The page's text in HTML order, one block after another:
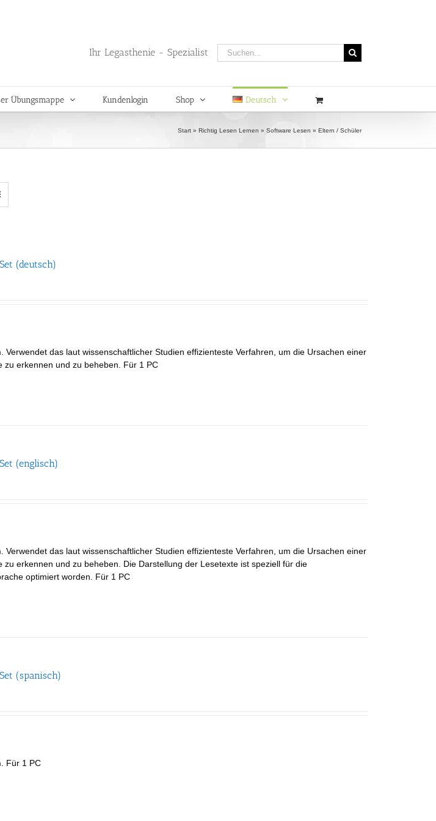
Ihr Legasthenie - Spezialist
Suche
nach:
Übungsmappe Kundenlogin Shop Deutsch
Start » Richtig Lesen Lernen » Software Lesen » Eltern / Schüler
(deutsch)
Verwendet das laut wissenschaftlicher Studien effizienteste Verfahren, um die Ursachen einer
zu erkennen und zu beheben. Für 1 PC
(englisch)
Verwendet das laut wissenschaftlicher Studien effizienteste Verfahren, um die Ursachen einer
zu erkennen und zu beheben. Die Darstellung der Lesetexte ist speziell für die
optimiert worden. Für 1 PC
(spanisch)
Für 1 PC